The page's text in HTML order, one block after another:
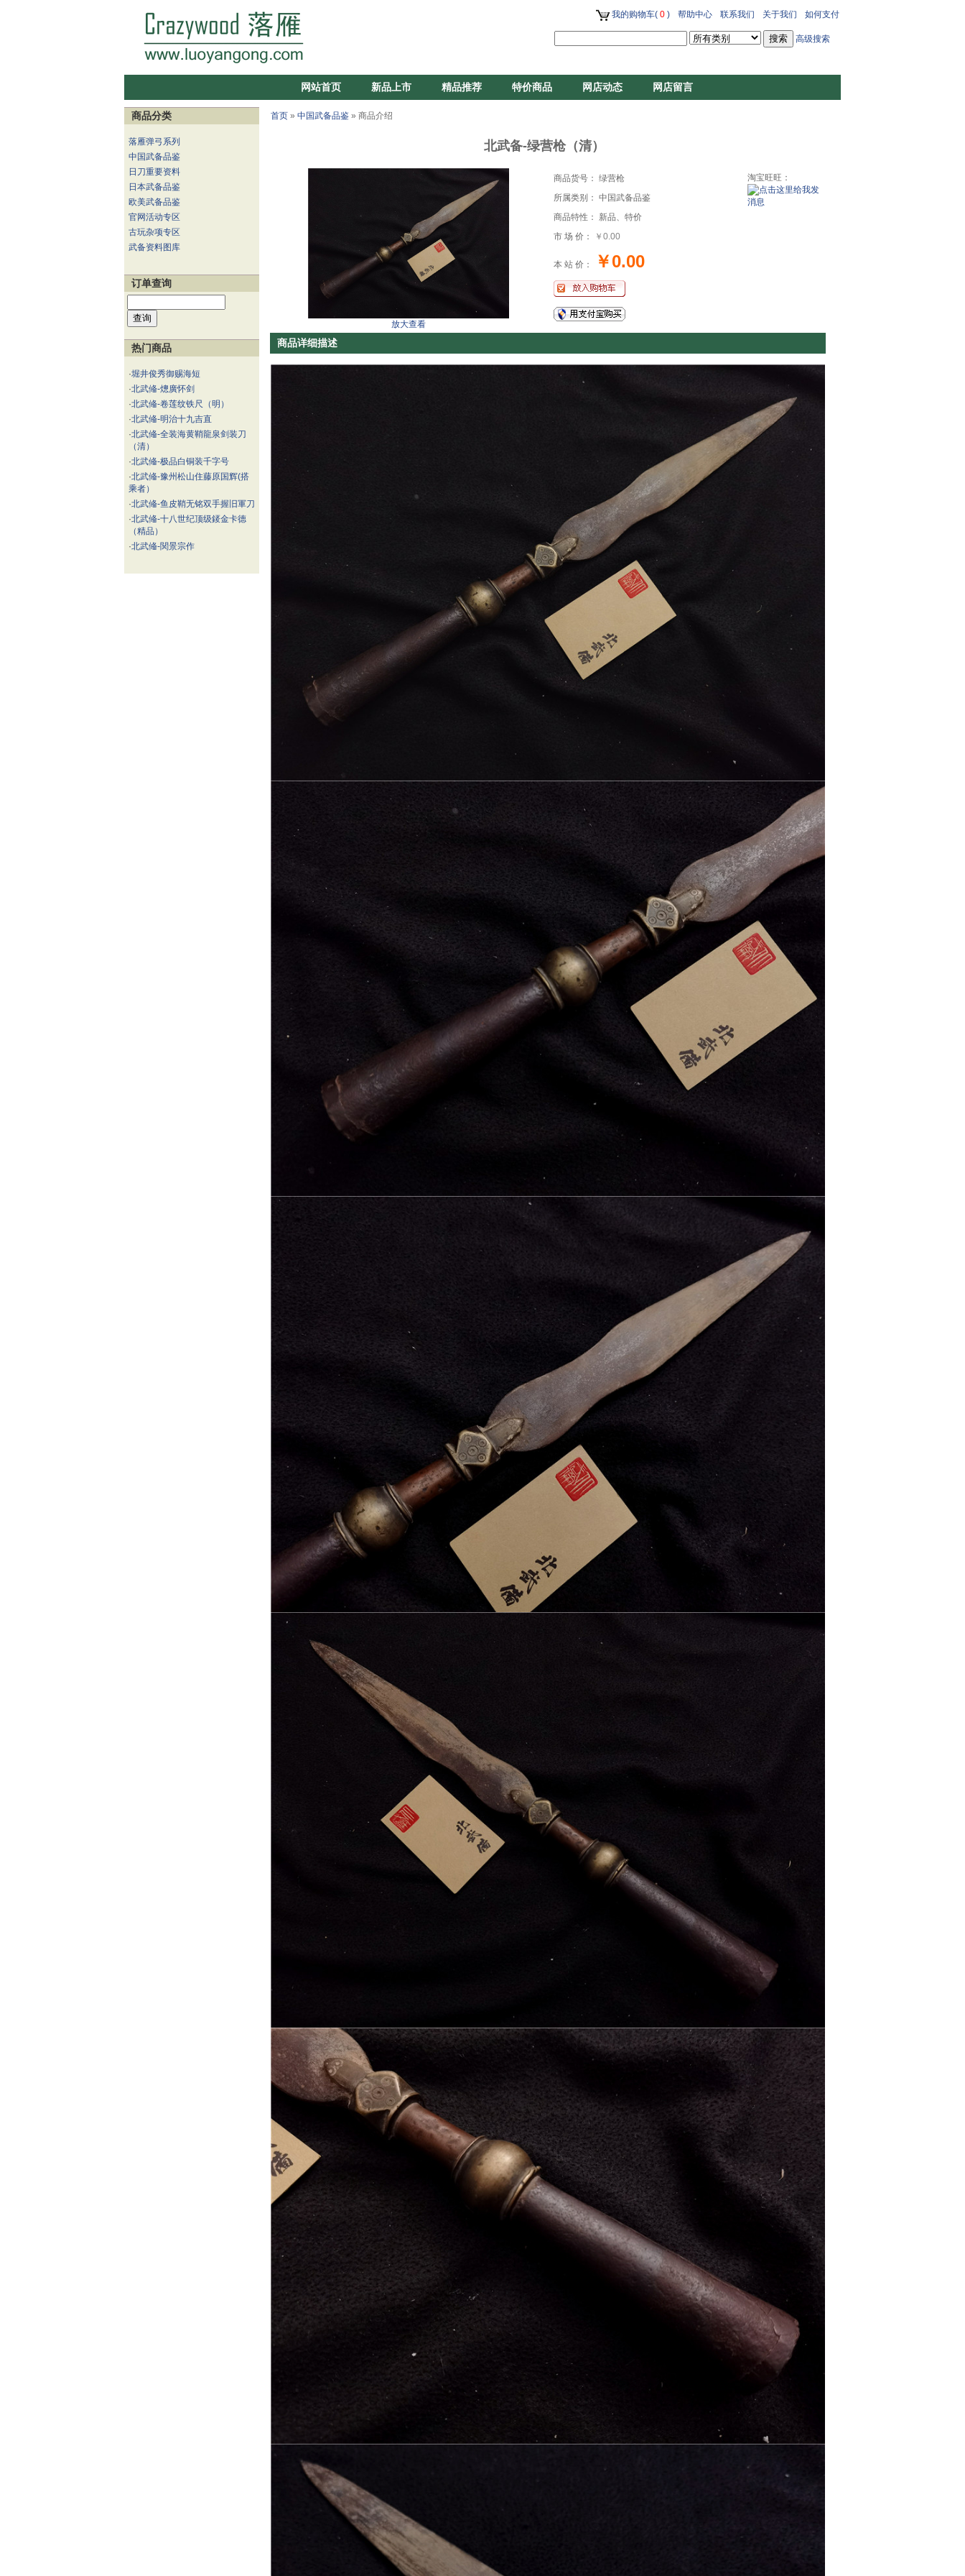
我的购物车( 0 ) 帮助中心 联系我们 关于我们 如何支付
高级搜索
网站首页 新品上市 精品推荐 特价商品 网店动态 网店留言
商品分类
落雁弹弓系列
中国武备品鉴
日刀重要资料
日本武备品鉴
欧美武备品鉴
官网活动专区
古玩杂项专区
武备资料图库
订单查询
热门商品
·堀井俊秀御赐海短
·北武偹-熜廣怀剑
·北武偹-卷莲纹铁尺（明）
·北武偹-明治十九吉直
·北武偹-全装海黄鞘龍泉剑装刀
（清）
·北武偹-极品白铜装千字号
·北武偹-豫州松山住藤原国辉(搭
乘者）
·北武偹-鱼皮鞘无铭双手握旧軍刀
·北武偹-十八世纪顶级錽金卡德
（精品）
·北武偹-関景宗作
首页 » 中国武备品鉴 » 商品介绍
北武备-绿营枪（清）
放大查看
商品货号： 绿营枪
所属类别： 中国武备品鉴
商品特性： 新品、特价
市 场 价：
￥0.00
本 站 价： ￥0.00
淘宝旺旺：
商品详细描述